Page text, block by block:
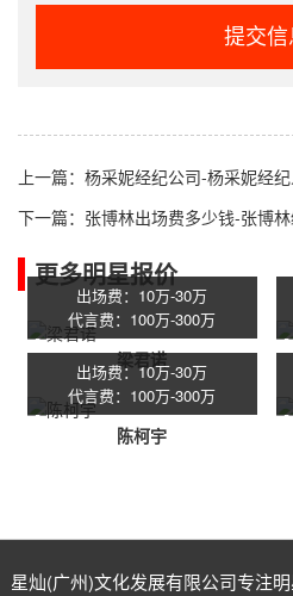
提交信
上一篇： 杨采妮经纪公司-杨采妮经
下一篇： 张博林出场费多少钱-张博
更多明星报价
出场费：10万-30万
代言费：100万-300万
梁君诺
出场费：10万-30万
代言费：100万-300万
陈柯宇
星灿(广州)文化发展有限公司专注